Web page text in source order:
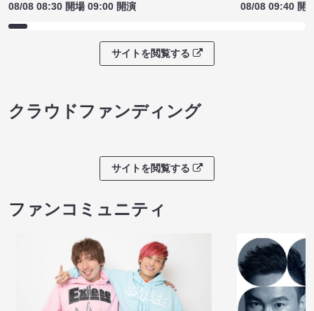
08/08 08:30 開場 09:00 開演
08/08 09:40 開
サイトを閲覧する
クラウドファンディング
サイトを閲覧する
ファンコミュニティ